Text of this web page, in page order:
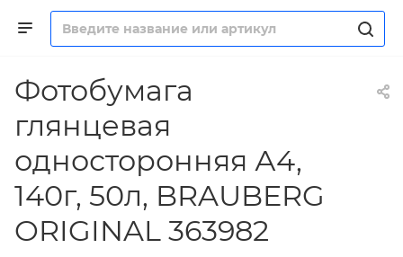
Фотобумага
глянцевая
односторонняя А4,
140г, 50л, BRAUBERG
ORIGINAL 363982